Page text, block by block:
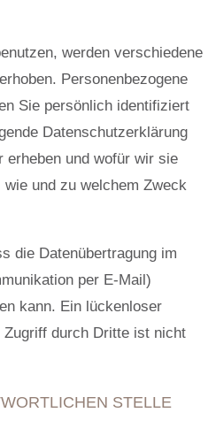
werden verschiedene
Personenbezogene
Sie persönlich identifiziert
Datenschutzerklärung
erheben und wofür wir sie
und zu welchem Zweck
die Datenübertragung im
per E-Mail)
kann. Ein lückenloser
durch Dritte ist nicht
STELLE